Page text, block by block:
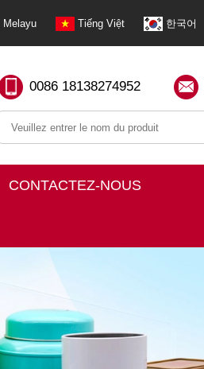
Melayu Tiếng Việt 한국어
0086 18138274952
CONTACTEZ-NOUS